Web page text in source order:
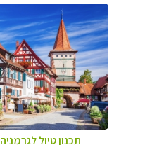
תכנון טיול לגרמניה